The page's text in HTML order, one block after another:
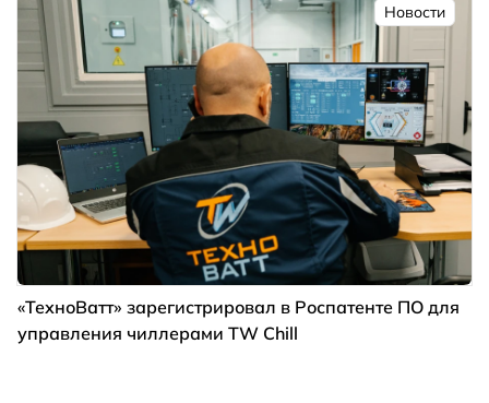
Новости
«ТехноВатт» зарегистрировал в Роспатенте ПО для
управления чиллерами TW Chill